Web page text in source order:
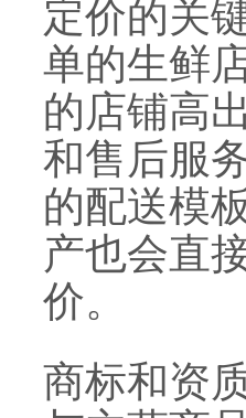
定价的关
单的生鲜
的店铺高
和售后服
的配送模
产也会直
价。
商标和资